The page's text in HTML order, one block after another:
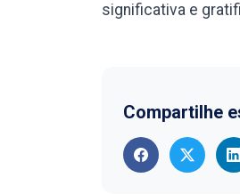
significativa e
Compartilhe